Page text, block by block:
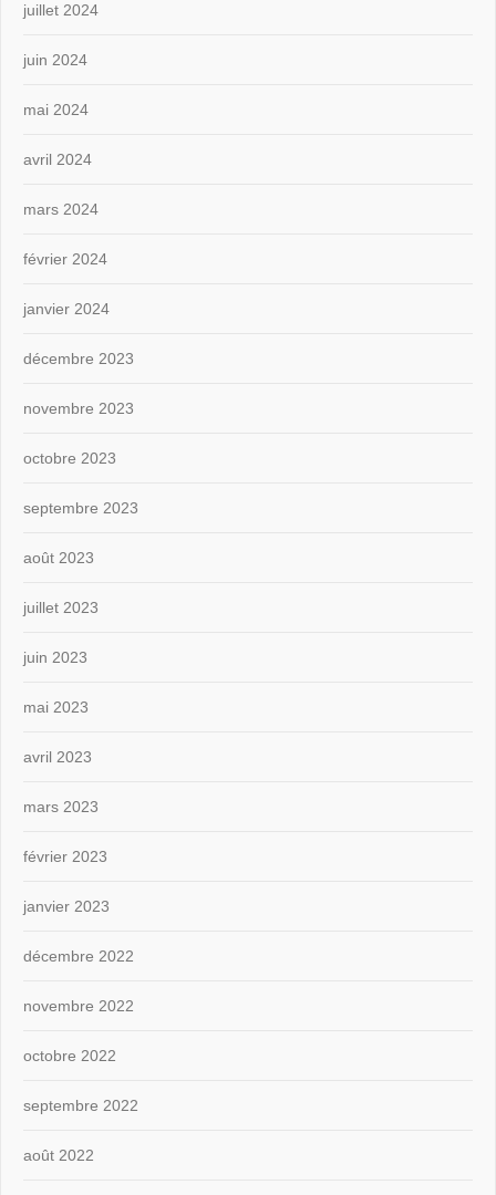
juillet 2024
juin 2024
mai 2024
avril 2024
mars 2024
février 2024
janvier 2024
décembre 2023
novembre 2023
octobre 2023
septembre 2023
août 2023
juillet 2023
juin 2023
mai 2023
avril 2023
mars 2023
février 2023
janvier 2023
décembre 2022
novembre 2022
octobre 2022
septembre 2022
août 2022